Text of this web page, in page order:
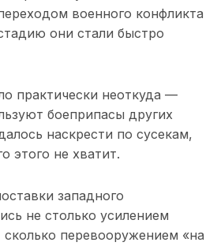
военного конфликта
они стали быстро
практически неоткуда —
боеприпасы других
наскрести по сусекам,
этого не хватит.
западного
не столько усилением
перевооружением «на